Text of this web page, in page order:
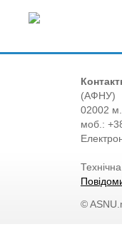
(АФНУ)
02002 м.
моб.:
©